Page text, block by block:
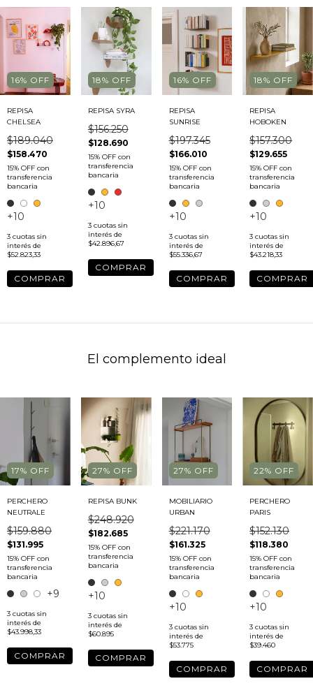
16% OFF
REPISA
CHELSEA
$189.040
$158.470
+10
3 cuotas sin
interés de
$52.823,33
COMPRAR
18% OFF
REPISA SYRA
$156.250
$128.690
+10
3 cuotas sin
interés de
$42.896,67
COMPRAR
16% OFF
REPISA
SUNRISE
$197.345
$166.010
+10
3 cuotas sin
interés de
$55.336,67
COMPRAR
18% OFF
REPISA
HOBOKEN
$157.300
$129.655
+10
3 cuotas sin
interés de
$43.218,33
COMPRAR
El complemento ideal
17% OFF
PERCHERO
NEUTRALE
$159.880
$131.995
+9
3 cuotas sin
interés de
$43.998,33
COMPRAR
27% OFF
REPISA BUNK
$248.920
$182.685
+10
3 cuotas sin
interés de
$60.895
COMPRAR
27% OFF
MOBILIARIO
URBAN
$221.170
$161.325
+10
3 cuotas sin
interés de
$53.775
COMPRAR
22% OFF
PERCHERO
PARIS
$152.130
$118.380
+10
3 cuotas sin
interés de
$39.460
COMPRAR